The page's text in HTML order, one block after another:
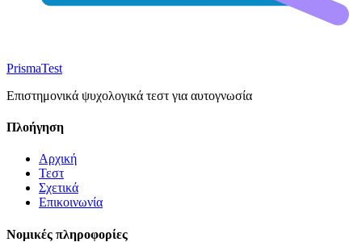
PrismaTest
Επιστημονικά ψυχολογικά τεστ για αυτογνωσία
Πλοήγηση
Αρχική
Τεστ
Σχετικά
Επικοινωνία
Νομικές πληροφορίες